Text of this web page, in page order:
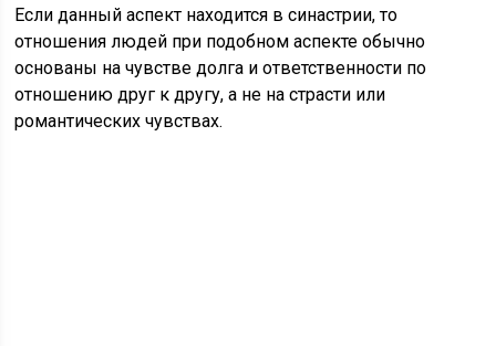
Если данный аспект находится в синастрии, то
отношения людей при подобном аспекте обычно
основаны на чувстве долга и ответственности по
отношению друг к другу, а не на страсти или
романтических чувствах.